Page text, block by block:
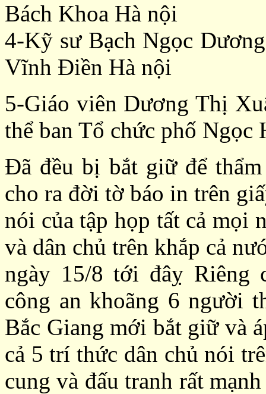
Bách Khoa Hà nội
4-Kỹ sư Bạch Ngọc
Vĩnh Điền Hà nội
5-Giáo viên Dương Thị
thể ban Tổ chức phố Ngọc
Đã đều bị bắt giữ để
cho ra đời tờ báo in trên
nói của tập họp tất cả mọi
và dân chủ trên khắp cả
ngày 15/8 tới đâỵ
công an khoãng 6 người
Bắc Giang mới bắt giữ và
cả 5 trí thức dân chủ nói
cung và đấu tranh rất